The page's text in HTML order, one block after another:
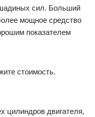
сил. Больший
мощное средство
показателем
стоимость.
цилиндров двигателя,